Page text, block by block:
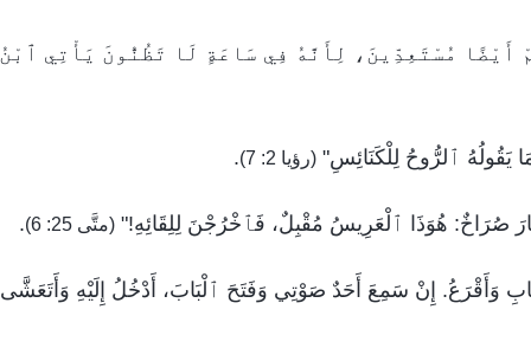
أَيْضًا مُسْتَعِدِّينَ، لِأَنَّهُ فِي سَاعَةٍ لَا تَظُنُّونَ يَأْتِي
يَقُولُهُ ٱلرُّوحُ لِلْكَنَائِسِ" (رؤيا 2: 7) .
صُرَاخٌ: هُوَذَا ٱلْعَرِيسُ مُقْبِلٌ، فَٱخْرُجْنَ لِلِقَائِهِ!" (متَّى 25: 6) .
وَأَقْرَعُ. إِنْ سَمِعَ أَحَدٌ صَوْتِي وَفَتَحَ ٱلْبَابَ، أَدْخُلُ إِلَيْهِ